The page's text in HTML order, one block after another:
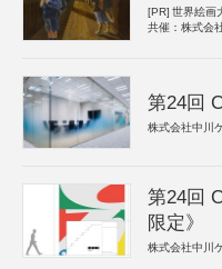
[PR] 世界絵画
共催：株式会
第24回
株式会社中川
第24回
限定》
株式会社中川